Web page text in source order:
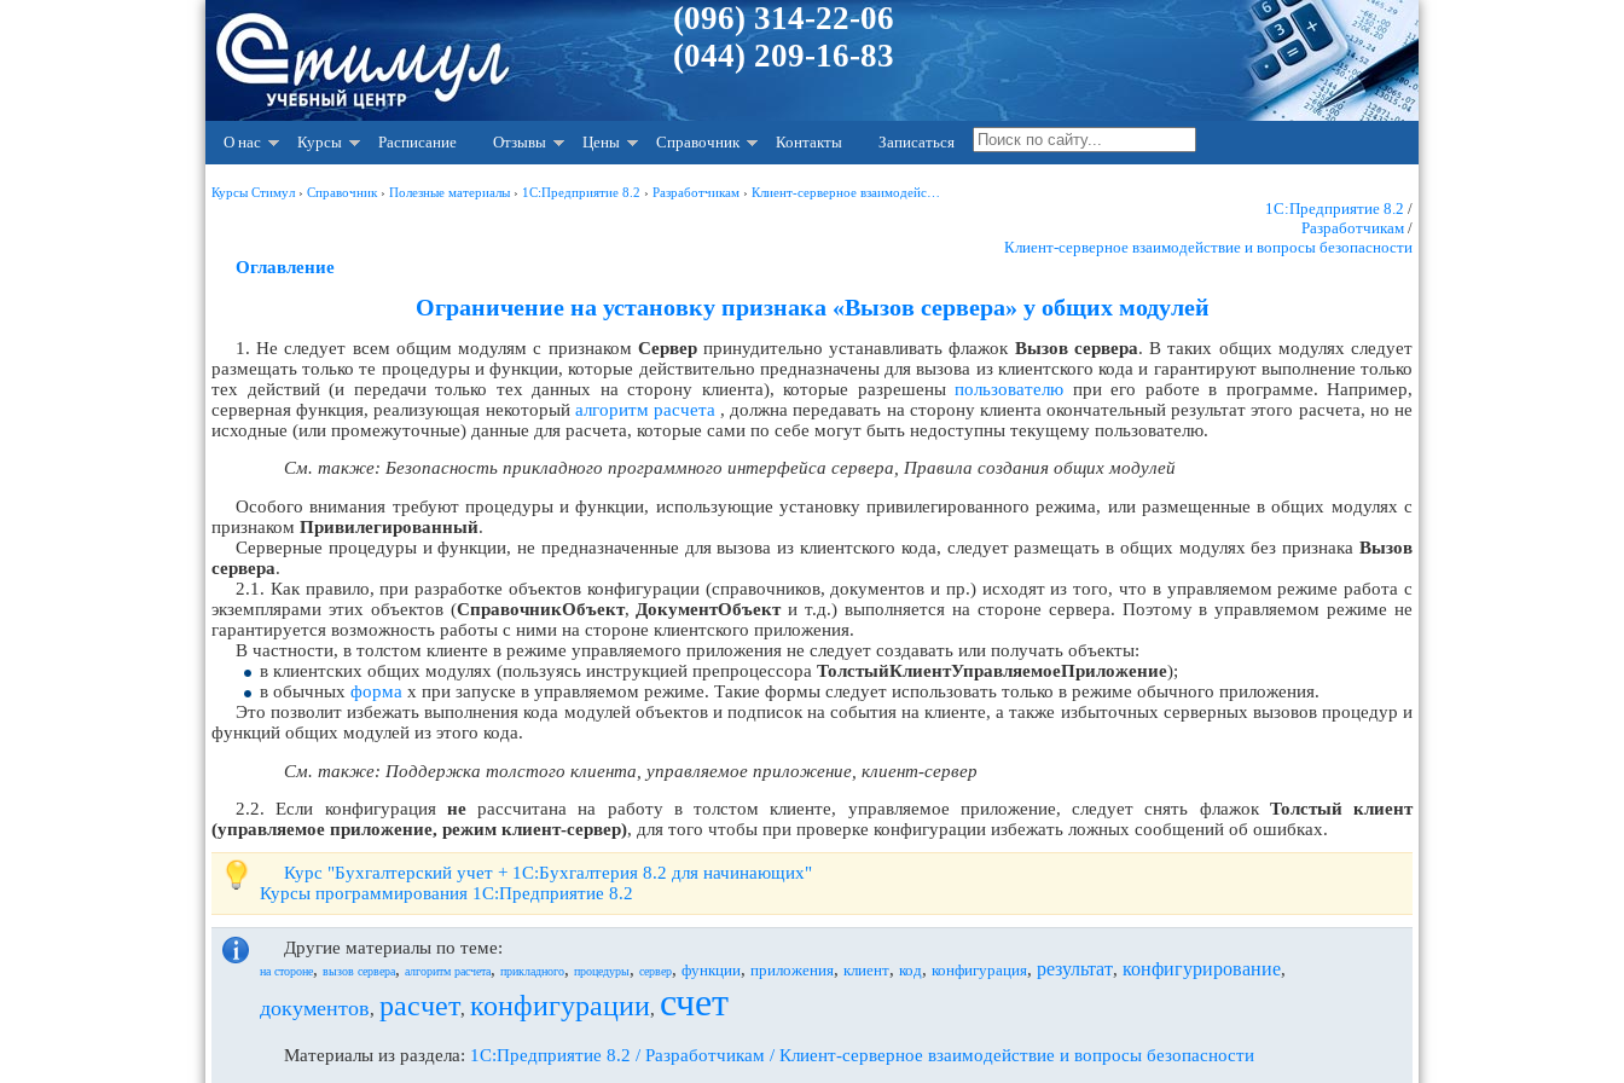
(096) 314-22-06
(044) 209-16-83
О нас Курсы Расписание Отзывы Цены Справочник Контакты Записаться
Курсы Стимул › Справочник › Полезные материалы › 1С:Предприятие 8.2 › Разработчикам › Клиент-серверное взаимодейс…
1С:Предприятие 8.2 /
Разработчикам /
Клиент-серверное взаимодействие и вопросы безопасности
Оглавление
Ограничение на установку признака «Вызов сервера» у общих модулей
1. Не следует всем общим модулям с признаком Серверпринудительно устанавливать флажок Вызов сервера. В таких общих модулях следует
размещать только те процедуры и функции, которые действительно предназначены для вызова из клиентского кода и гарантируют выполнение только
тех действий (и передачи только тех данных на сторону клиента), которые разрешены пользователю при его работе в программе. Например,
серверная функция, реализующая некоторый алгоритм расчета , должна передавать на сторону клиента окончательный результат этого расчета, но не
исходные (или промежуточные) данные для расчета, которые сами по себе могут быть недоступны текущему пользователю.
См. также: Безопасность прикладного программного интерфейса сервера, Правила создания общих модулей
Особого внимания требуют процедуры и функции, использующие установку привилегированного режима, или размещенные в общих модулях с
признаком Привилегированный.
Серверные процедуры и функции, не предназначенные для вызова из клиентского кода, следует размещать в общих модулях без признака Вызов
сервера.
2.1. Как правило, при разработке объектов конфигурации (справочников, документов и пр.) исходят из того, что в управляемом режиме работа с
экземплярами этих объектов (СправочникОбъект, ДокументОбъекти т.д.) выполняется на стороне сервера. Поэтому в управляемом режиме не
гарантируется возможность работы с ними на стороне клиентского приложения.
В частности, в толстом клиенте в режиме управляемого приложения не следует создавать или получать объекты:
в клиентских общих модулях (пользуясь инструкцией препроцессора ТолстыйКлиентУправляемоеПриложение);
в обычных форма х при запуске в управляемом режиме. Такие формы следует использовать только в режиме обычного приложения.
Это позволит избежать выполнения кода модулей объектов и подписок на события на клиенте, а также избыточных серверных вызовов процедур и
функций общих модулей из этого кода.
См. также: Поддержка толстого клиента, управляемое приложение, клиент-сервер
2.2. Если конфигурация нерассчитана на работу в толстом клиенте, управляемое приложение, следует снять флажок Толстый клиент
(управляемое приложение, режим клиент-сервер), для того чтобы при проверке конфигурации избежать ложных сообщений об ошибках.
Курс "Бухгалтерский учет + 1С:Бухгалтерия 8.2 для начинающих"
Курсы программирования 1С:Предприятие 8.2
Другие материалы по теме:
на стороне, вызов сервера, алгоритм расчета, прикладного, процедуры, сервер, функции, приложения, клиент, код, конфигурация, результат, конфигурирование,
документов, расчет, конфигурации, счет
Материалы из раздела: 1С:Предприятие 8.2 / Разработчикам / Клиент-серверное взаимодействие и вопросы безопасности